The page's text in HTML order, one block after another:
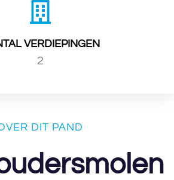
VERDIEPINGEN
2
DIT PAND